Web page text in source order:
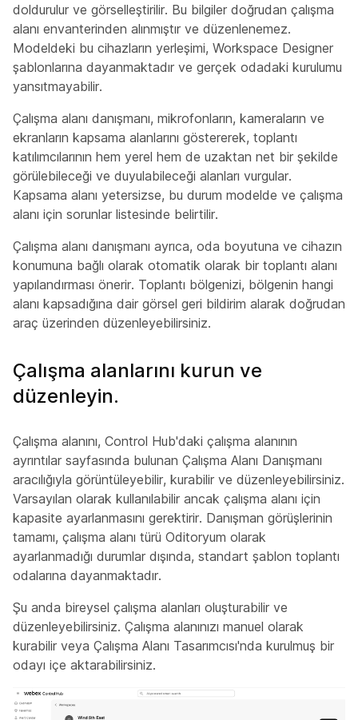
doldurulur ve görselleştirilir. Bu bilgiler doğrudan çalışma
alanı envanterinden alınmıştır ve düzenlenemez.
Modeldeki bu cihazların yerleşimi, Workspace Designer
şablonlarına dayanmaktadır ve gerçek odadaki kurulumu
yansıtmayabilir.
Çalışma alanı danışmanı, mikrofonların, kameraların ve
ekranların kapsama alanlarını göstererek, toplantı
katılımcılarının hem yerel hem de uzaktan net bir şekilde
görülebileceği ve duyulabileceği alanları vurgular.
Kapsama alanı yetersizse, bu durum modelde ve çalışma
alanı için sorunlar listesinde belirtilir.
Çalışma alanı danışmanı ayrıca, oda boyutuna ve cihazın
konumuna bağlı olarak otomatik olarak bir toplantı alanı
yapılandırması önerir. Toplantı bölgenizi, bölgenin hangi
alanı kapsadığına dair görsel geri bildirim alarak doğrudan
araç üzerinden düzenleyebilirsiniz.
Çalışma alanlarını kurun ve
düzenleyin.
Çalışma alanını, Control Hub'daki çalışma alanının
ayrıntılar sayfasında bulunan Çalışma Alanı Danışmanı
aracılığıyla görüntüleyebilir, kurabilir ve düzenleyebilirsiniz.
Varsayılan olarak kullanılabilir ancak çalışma alanı için
kapasite ayarlanmasını gerektirir. Danışman görüşlerinin
tamamı, çalışma alanı türü Oditoryum olarak
ayarlanmadığı durumlar dışında, standart şablon toplantı
odalarına dayanmaktadır.
Şu anda bireysel çalışma alanları oluşturabilir ve
düzenleyebilirsiniz. Çalışma alanınızı manuel olarak
kurabilir veya Çalışma Alanı Tasarımcısı'nda kurulmuş bir
odayı içe aktarabilirsiniz.